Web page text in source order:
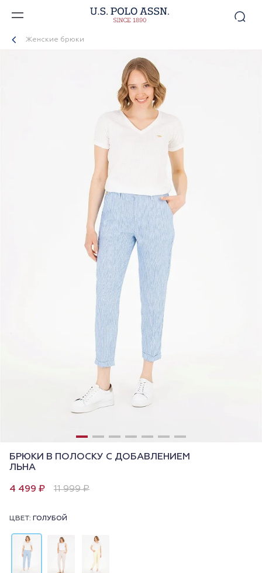
Женские брюки
БРЮКИ В ПОЛОСКУ С ДОБАВЛЕНИЕМ
ЛЬНА
4 499 ₽ 11 999 ₽
ЦВЕТ: ГОЛУБОЙ